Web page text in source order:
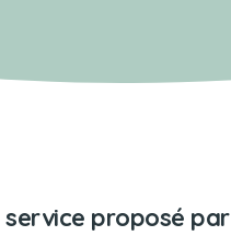
service proposé par